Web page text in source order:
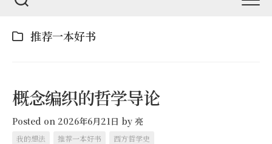
推荐一本好书
概念编织的哲学导论
Posted on 2026年6月21日 by 亮
我的想法 推荐一本好书 西方哲学史